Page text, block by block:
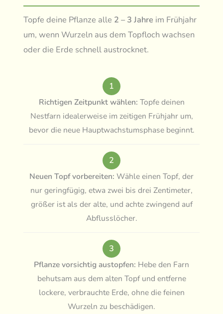
Topfe deine Pflanze alle 2 – 3 Jahre im Frühjahr
um, wenn Wurzeln aus dem Topfloch wachsen
oder die Erde schnell austrocknet.
1
Richtigen Zeitpunkt wählen: Topfe deinen
Nestfarn idealerweise im zeitigen Frühjahr um,
bevor die neue Hauptwachstumsphase beginnt.
2
Neuen Topf vorbereiten: Wähle einen Topf, der
nur geringfügig, etwa zwei bis drei Zentimeter,
größer ist als der alte, und achte zwingend auf
Abflusslöcher.
3
Pflanze vorsichtig austopfen: Hebe den Farn
behutsam aus dem alten Topf und entferne
lockere, verbrauchte Erde, ohne die feinen
Wurzeln zu beschädigen.